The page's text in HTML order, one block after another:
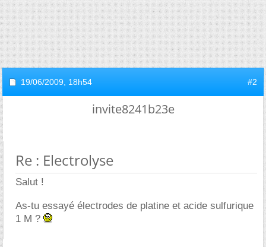
19/06/2009, 18h54 #2
invite8241b23e
Re : Electrolyse
Salut !
As-tu essayé électrodes de platine et acide sulfurique
1 M ?